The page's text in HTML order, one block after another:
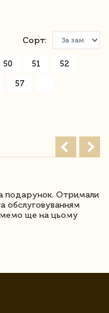
Сорт:
50 51 52
57
подарунок. Отримали
обслуговуванням
ще на цьому